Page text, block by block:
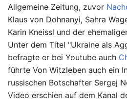
Allgemeine Zeitung, zuvor
Klaus von Dohnanyi, Sahra
Karin Kneissl und der
Unter dem Titel "Ukraine als
befragte er bei Youtube auch
führte Von Witzleben auch ein
russischen Botschafter Sergej
Video erschien auf dem Kanal